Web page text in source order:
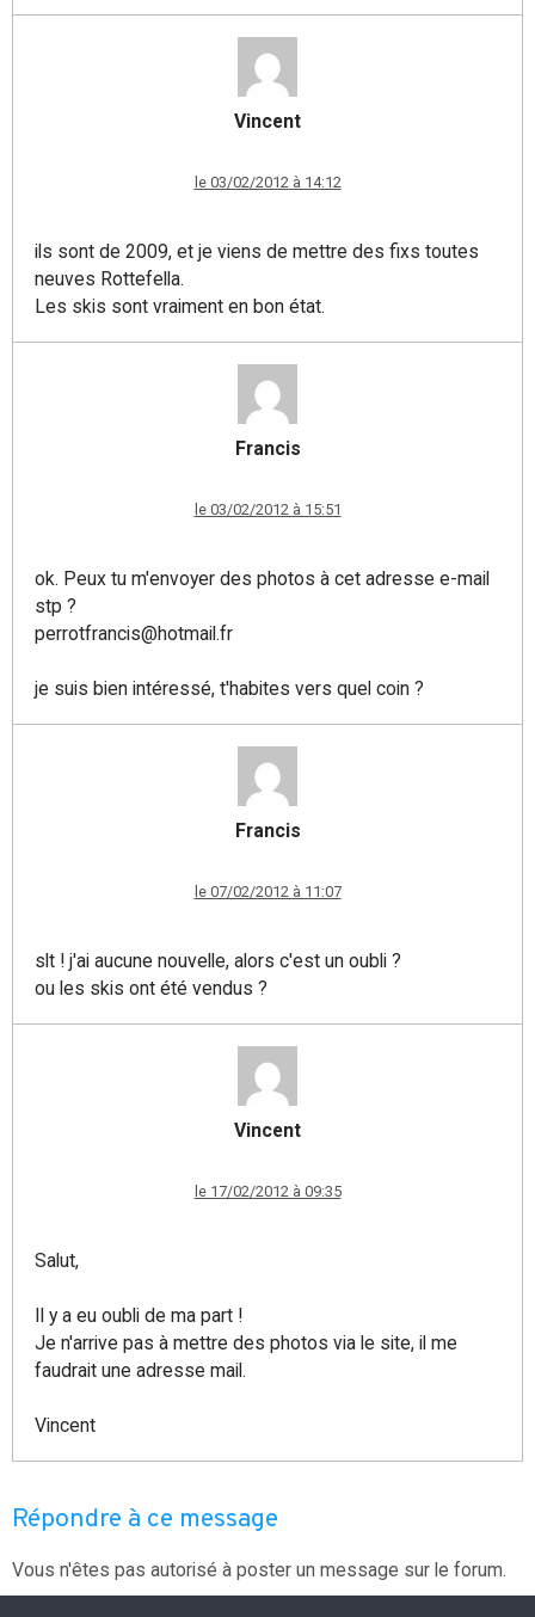
Vincent
le 03/02/2012 à 14:12
ils sont de 2009, et je viens de mettre des fixs toutes
neuves Rottefella.
Les skis sont vraiment en bon état.
Francis
le 03/02/2012 à 15:51
ok. Peux tu m'envoyer des photos à cet adresse e-mail
stp ?
perrotfrancis@hotmail.fr
je suis bien intéressé, t'habites vers quel coin ?
Francis
le 07/02/2012 à 11:07
slt ! j'ai aucune nouvelle, alors c'est un oubli ?
ou les skis ont été vendus ?
Vincent
le 17/02/2012 à 09:35
Salut,
Il y a eu oubli de ma part !
Je n'arrive pas à mettre des photos via le site, il me
faudrait une adresse mail.
Vincent
Répondre à ce message
Vous n'êtes pas autorisé à poster un message sur le forum.